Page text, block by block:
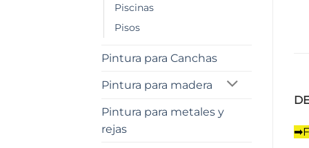
Piscinas
Pisos
Pintura para Canchas
Pintura para madera
Pintura para metales y
rejas